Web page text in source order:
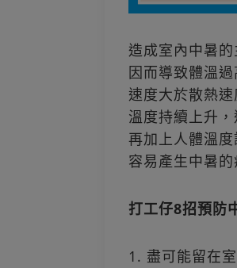
造成室內中暑
因而導致體溫
速度大於散熱
溫度持續上升
再加上人體溫
容易產生中暑的
打工仔8招預防
1. 盡可能留在